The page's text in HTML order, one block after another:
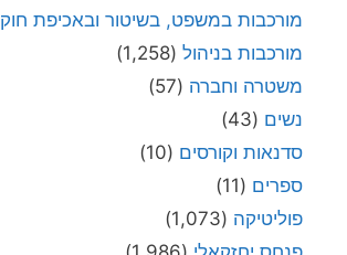
מורכבות במשפט, בשיטור ובאכיפת חוק
מורכבות בניהול (1,258)
משטרה וחברה (57)
נשים (43)
סדנאות וקורסים (10)
ספרים (11)
פוליטיקה (1,073)